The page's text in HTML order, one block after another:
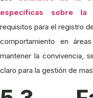
específicas sobre la
requisitos para el registro
comportamiento en
mantener la convivencia,
claro para la gestión de